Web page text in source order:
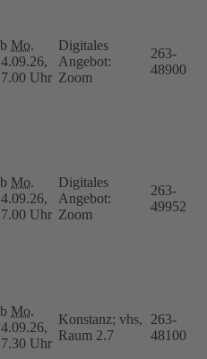
Mo.
Uhr
Digitales
Angebot:
Zoom
263-
48900
Mo.
Uhr
Digitales
Angebot:
Zoom
263-
49952
Mo.
Uhr
Konstanz; vhs,
Raum 2.7
263-
48100